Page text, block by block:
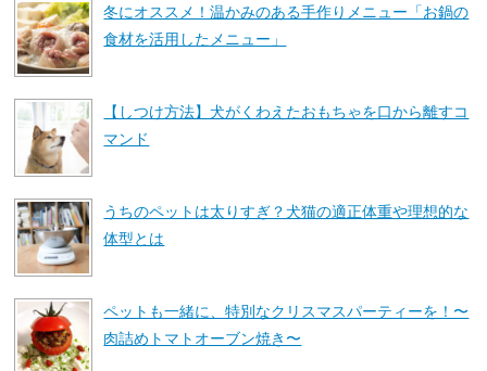
冬にオススメ！温かみのある手作りメニュー「お鍋の
食材を活用したメニュー」
【しつけ方法】犬がくわえたおもちゃを口から離すコ
マンド
うちのペットは太りすぎ？犬猫の適正体重や理想的な
体型とは
ペットも一緒に、特別なクリスマスパーティーを！〜
肉詰めトマトオーブン焼き〜